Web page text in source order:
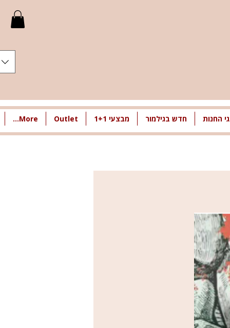
החנות חדש בגילמור מבצעי 1+1 Outlet
More...